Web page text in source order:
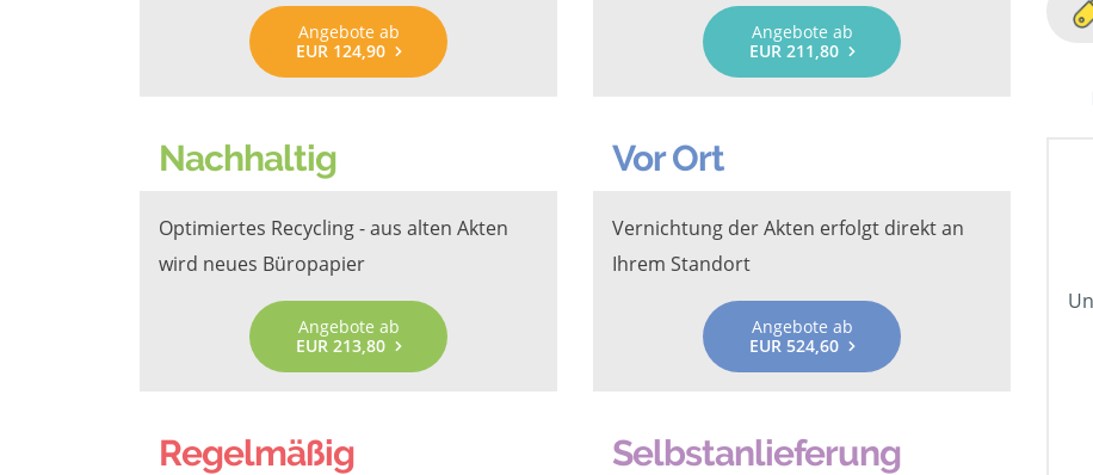
Angebote ab
EUR 124,90
Angebote ab
EUR 211,80
Nachhaltig
Optimiertes Recycling - aus alten Akten
wird neues Büropapier
Angebote ab
EUR 213,80
Vor Ort
Vernichtung der Akten erfolgt direkt an
Ihrem Standort
Angebote ab
EUR 524,60
Regelmäßig Selbstanlieferung